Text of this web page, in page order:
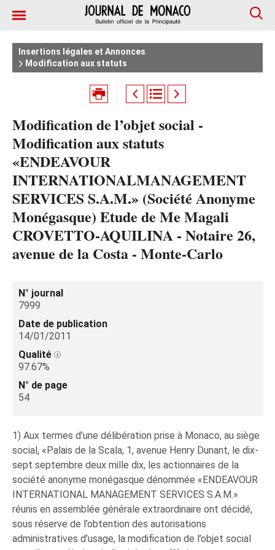
Insertions légales et Annonces
Modification aux statuts
Modification de l’objet social -
Modification aux statuts
«ENDEAVOUR
INTERNATIONALMANAGEMENT
SERVICES S.A.M.» (Société Anonyme
Monégasque) Etude de Me Magali
CROVETTO-AQUILINA - Notaire 26,
avenue de la Costa - Monte-Carlo
N° journal
7999
Date de publication
14/01/2011
Qualité
97.67%
N° de page
54
1) Aux termes d’une délibération prise à Monaco, au siège
social, «Palais de la Scala, 1, avenue Henry Dunant, le dix-
sept septembre deux mille dix, les actionnaires de la
société anonyme monégasque dénommée «ENDEAVOUR
INTERNATIONAL MANAGEMENT SERVICES S.A.M.»
réunis en assemblée générale extraordinaire ont décidé,
sous réserve de l’obtention des autorisations
administratives d’usage, la modification de l’objet social